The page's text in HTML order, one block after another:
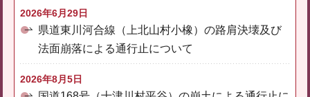
2026年6月29日
県道東川河合線（上北山村小橡）の路肩決壊及び
法面崩落による通行止について
2026年8月5日